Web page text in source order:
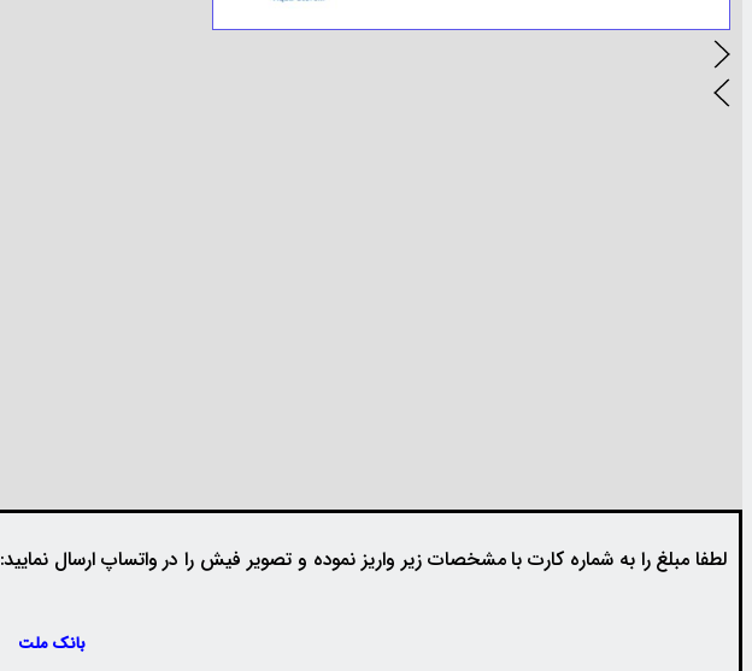
لطفا مبلغ را به شماره کارت با مشخصات زیر واریز نموده و تصویر فیش را در واتساپ ارسال نمایید:
بانک ملت